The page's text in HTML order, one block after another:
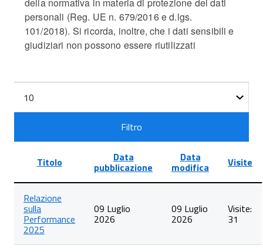
personali (Reg. UE n. 679/2016 e d.lgs.
101/2018). Si ricorda, inoltre, che i dati sensibili e
giudiziari non possono essere riutilizzati
Filtri
Filtro
degli
articoli
nella
categoria
Relazione
Titolo Data
pubblicazione
Data
modifica Visite
Relazione
sulla
Performance
2025
09 Luglio
2026
09 Luglio
2026
Visite:
31